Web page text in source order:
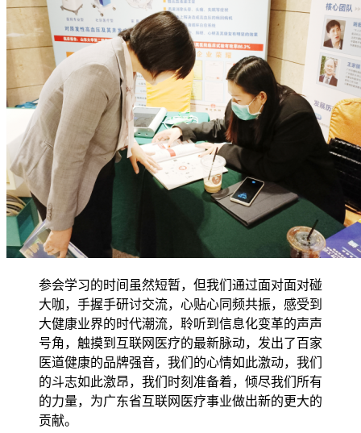
参会学习的时间虽然短暂，但我们通过面对面对碰
大咖，手握手研讨交流，心贴心同频共振，感受到
大健康业界的时代潮流，聆听到信息化变革的声声
号角，触摸到互联网医疗的最新脉动，发出了百家
医道健康的品牌强音，我们的心情如此激动，我们
的斗志如此激昂，我们时刻准备着，倾尽我们所有
的力量，为广东省互联网医疗事业做出新的更大的
贡献。